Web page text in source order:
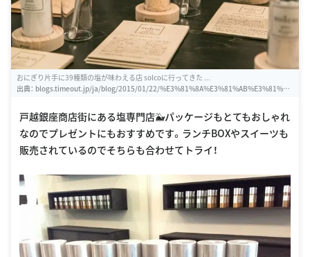
おにぎり片手に39種類の塩が味わえる店 solcoに行ってきた ...
出典： blogs.timeout.jp/ja/blog/2015/01/22/%E3%81%8A%E3%81%AB%E3%81%8
E%E3%81%AE%E5%A1%A9%E3%81%8C%E5%91%B3%E3%82%8F%E3%81%88%E
3%82%8B%E5%BA%97-solco%E3%81%AB%E8%A1%8C%E3%81%A3%E3%81%A6
戸越銀座商店街にある塩専門店🐳パッケージもとてもおしゃれ
なのでプレゼントにもおすすめです。ランチBOXやスイーツも
販売されているのでそちらも合わせてトライ！